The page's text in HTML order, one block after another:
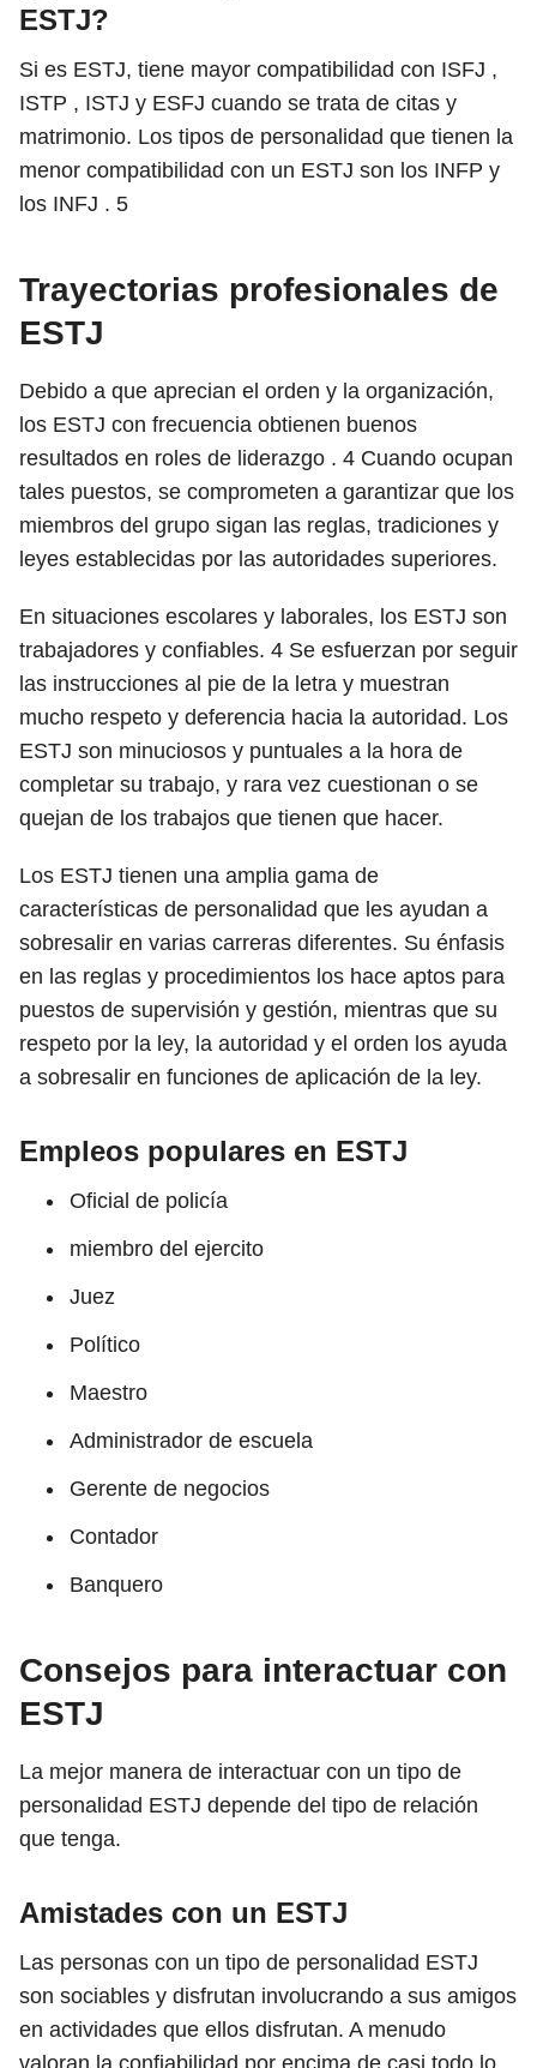
ESTJ?
Si es ESTJ, tiene mayor compatibilidad con ISFJ ,
ISTP , ISTJ y ESFJ cuando se trata de citas y
matrimonio. Los tipos de personalidad que tienen la
menor compatibilidad con un ESTJ son los INFP y
los INFJ . 5
Trayectorias profesionales de
ESTJ
Debido a que aprecian el orden y la organización,
los ESTJ con frecuencia obtienen buenos
resultados en roles de liderazgo . 4 Cuando ocupan
tales puestos, se comprometen a garantizar que los
miembros del grupo sigan las reglas, tradiciones y
leyes establecidas por las autoridades superiores.
En situaciones escolares y laborales, los ESTJ son
trabajadores y confiables. 4 Se esfuerzan por seguir
las instrucciones al pie de la letra y muestran
mucho respeto y deferencia hacia la autoridad. Los
ESTJ son minuciosos y puntuales a la hora de
completar su trabajo, y rara vez cuestionan o se
quejan de los trabajos que tienen que hacer.
Los ESTJ tienen una amplia gama de
características de personalidad que les ayudan a
sobresalir en varias carreras diferentes. Su énfasis
en las reglas y procedimientos los hace aptos para
puestos de supervisión y gestión, mientras que su
respeto por la ley, la autoridad y el orden los ayuda
a sobresalir en funciones de aplicación de la ley.
Empleos populares en ESTJ
Oficial de policía
miembro del ejercito
Juez
Político
Maestro
Administrador de escuela
Gerente de negocios
Contador
Banquero
Consejos para interactuar con
ESTJ
La mejor manera de interactuar con un tipo de
personalidad ESTJ depende del tipo de relación
que tenga.
Amistades con un ESTJ
Las personas con un tipo de personalidad ESTJ
son sociables y disfrutan involucrando a sus amigos
en actividades que ellos disfrutan. A menudo
valoran la confiabilidad por encima de casi todo lo